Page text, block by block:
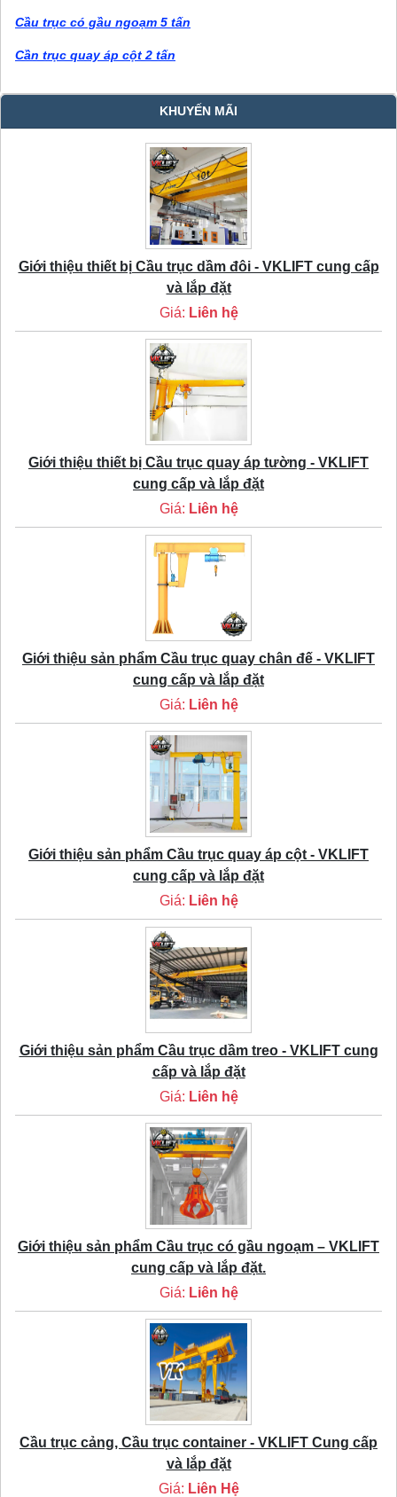
Cầu trục có gầu ngoạm 5 tấn
Cần trục quay áp cột 2 tấn
KHUYẾN MÃI
Giới thiệu thiết bị Cầu trục dầm đôi - VKLIFT cung cấp
và lắp đặt
Giá: Liên hệ
Giới thiệu thiết bị Cầu trục quay áp tường - VKLIFT
cung cấp và lắp đặt
Giá: Liên hệ
Giới thiệu sản phẩm Cầu trục quay chân đế - VKLIFT
cung cấp và lắp đặt
Giá: Liên hệ
Giới thiệu sản phẩm Cầu trục quay áp cột - VKLIFT
cung cấp và lắp đặt
Giá: Liên hệ
Giới thiệu sản phẩm Cầu trục dầm treo - VKLIFT cung
cấp và lắp đặt
Giá: Liên hệ
Giới thiệu sản phẩm Cầu trục có gầu ngoạm – VKLIFT
cung cấp và lắp đặt.
Giá: Liên hệ
Cầu trục cảng, Cầu trục container - VKLIFT Cung cấp
và lắp đặt
Giá: Liên Hệ